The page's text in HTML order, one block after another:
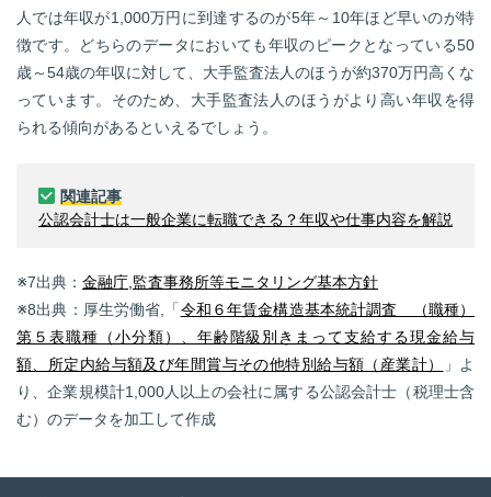
人では年収が1,000万円に到達するのが5年～10年ほど早いのが特
徴です。どちらのデータにおいても年収のピークとなっている50
歳～54歳の年収に対して、大手監査法人のほうが約370万円高くな
っています。そのため、大手監査法人のほうがより高い年収を得
られる傾向があるといえるでしょう。
関連記事
公認会計士は一般企業に転職できる？年収や仕事内容を解説
※7出典： 金融庁,監査事務所等モニタリング基本方針
※8出典：厚生労働省,「令和６年賃金構造基本統計調査 （職種）
第５表職種（小分類）、年齢階級別きまって支給する現金給与
額、所定内給与額及び年間賞与その他特別給与額（産業計）
」よ
り、企業規模計1,000人以上の会社に属する公認会計士（税理士含
む）のデータを加工して作成